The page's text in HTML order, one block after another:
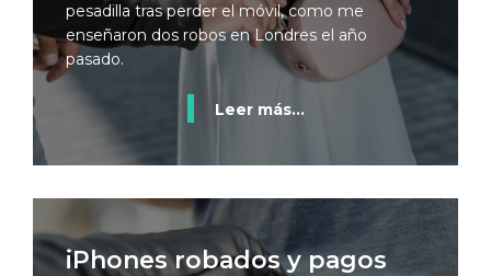
pesadilla tras perder el móvil, como me
enseñaron dos robos en Londres el año
pasado.
Leer más...
iPhones robados y pagos